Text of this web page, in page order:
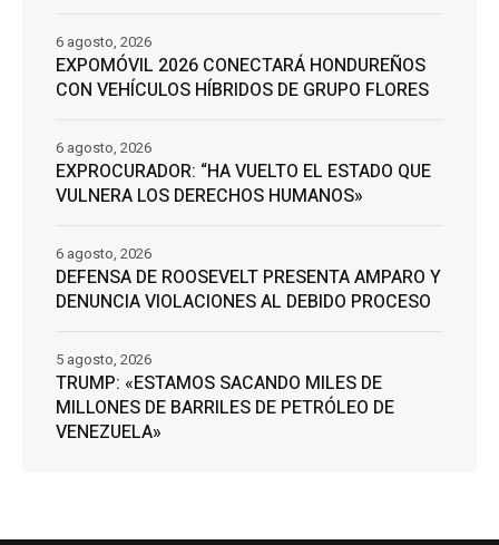
EXPOMÓVIL 2026 CONECTARÁ HONDUREÑOS
CON VEHÍCULOS HÍBRIDOS DE GRUPO FLORES
6 agosto, 2026
EXPROCURADOR: “HA VUELTO EL ESTADO QUE
VULNERA LOS DERECHOS HUMANOS»
6 agosto, 2026
DEFENSA DE ROOSEVELT PRESENTA AMPARO Y
DENUNCIA VIOLACIONES AL DEBIDO PROCESO
6 agosto, 2026
TRUMP: «ESTAMOS SACANDO MILES DE
MILLONES DE BARRILES DE PETRÓLEO DE
VENEZUELA»
5 agosto, 2026